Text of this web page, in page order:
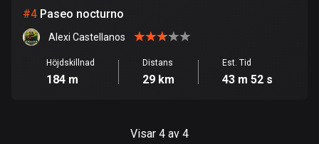
2 rutter
589 rutter
#4 Paseo nocturno
Alexi Castellanos
Höjdskillnad
184 m
Distans
29 km
Est. Tid
43 m 52 s
Visar 4 av 4